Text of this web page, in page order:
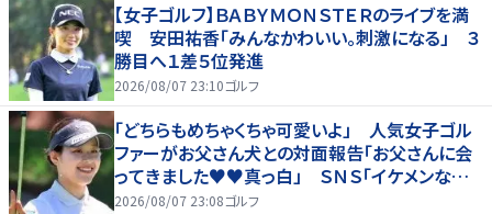
【女子ゴルフ】ＢＡＢＹＭＯＮＳＴＥＲのライブを満
喫 安田祐香「みんなかわいい。刺激になる」 ３
勝目へ１差５位発進
2026/08/07 23:10ゴルフ
「どちらもめちゃくちゃ可愛いよ」 人気女子ゴル
ファーがお父さん犬との対面報告「お父さんに会
ってきました♥♥真っ白」 ＳＮＳ「イケメンなお
父さん」「白戸家入りするんですか？」
2026/08/07 23:08ゴルフ